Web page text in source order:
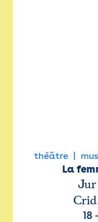
théâtre
La
18